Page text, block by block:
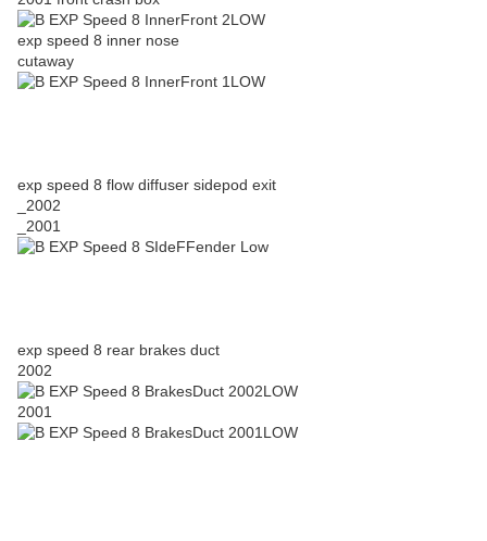
exp speed 8 inner nose
cutaway
exp speed 8 flow diffuser sidepod exit
_2002
_2001
exp speed 8 rear brakes duct
2002
2001